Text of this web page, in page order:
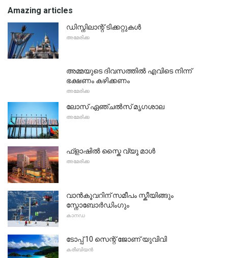
Amazing articles
ഡിസ്നിലാന്റ് ടിക്കറ്റുകൾ
അമേരിക്ക
അമ്മയുടെ ദിവസത്തിൽ എവിടെ നിന്ന്
ഭക്ഷണം കഴിക്കണം
അമേരിക്ക
ലോസ് ഏഞ്ചൽസ് മൃഗശാല
അമേരിക്ക
ഫ്ളാഷിൽ സ്കൈ വ്യൂ മാൾ
അമേരിക്ക
വാൻകൂവറിന് സമീപം സ്കീയിങ്ങും
സ്നോബോർഡിംഗും
കാനഡ
ടോപ്പ് 10 സെന്റ് ജോണ് യുവിവി
കരീബിയൻ